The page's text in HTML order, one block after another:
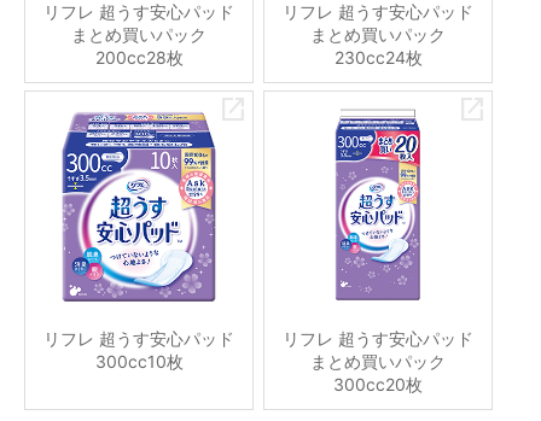
リフレ 超うす安心パッド
まとめ買いパック
200cc28枚
リフレ 超うす安心パッド
まとめ買いパック
230cc24枚
リフレ 超うす安心パッド
300cc10枚
リフレ 超うす安心パッド
まとめ買いパック
300cc20枚